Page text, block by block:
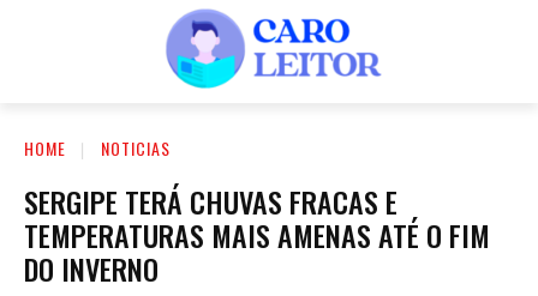
HOME NOTICIAS
SERGIPE TERÁ CHUVAS FRACAS E
TEMPERATURAS MAIS AMENAS ATÉ O FIM
DO INVERNO